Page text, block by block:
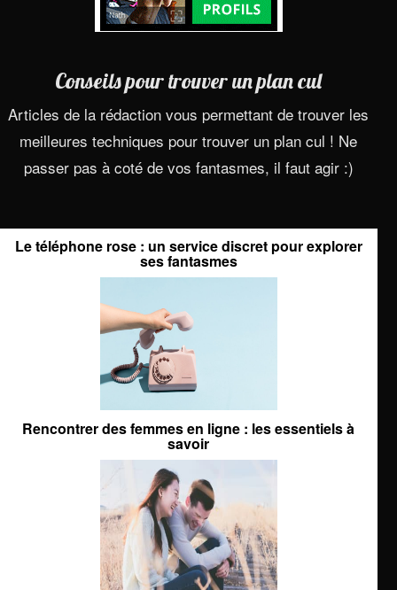
Conseils pour trouver un plan cul
Articles de la rédaction vous permettant de trouver les
meilleures techniques pour trouver un plan cul ! Ne
passer pas à coté de vos fantasmes, il faut agir :)
Le téléphone rose : un service discret pour explorer
ses fantasmes
Rencontrer des femmes en ligne : les essentiels à
savoir